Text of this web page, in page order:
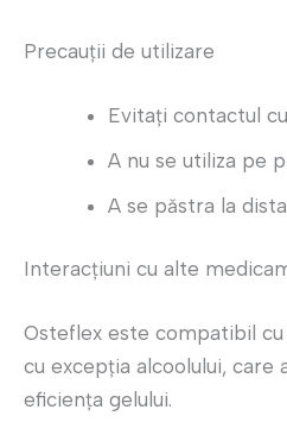
Precauții de utilizare
Evitați contactul
A nu se utiliza pe
A se păstra la
Interacțiuni cu alte
Osteflex este compatibil
cu excepția alcoolului, care
eficiența gelului.